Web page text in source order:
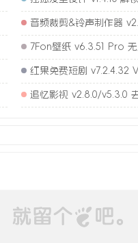
音频裁剪&铃声制作器
7Fon壁纸 v6.3.51 Pro
红果免费短剧 v7.2.4.32
追忆影视 v2.8.0/v5.3.0